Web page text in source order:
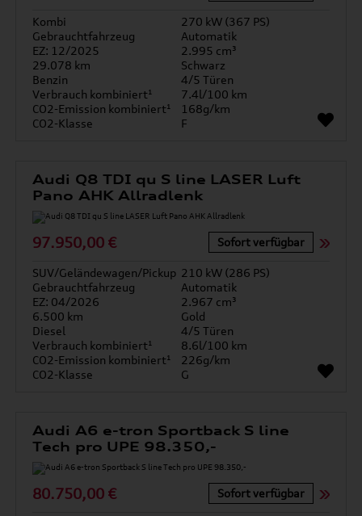
Kombi
270 kW (367 PS)
Gebrauchtfahrzeug
Automatik
EZ: 12/2025
2.995 cm³
29.078 km
Schwarz
Benzin
4/5 Türen
Verbrauch kombiniert¹
7.4l/100 km
CO2-Emission kombiniert¹
168g/km
CO2-Klasse
F
Audi Q8 TDI qu S line LASER Luft
Pano AHK Allradlenk
97.950,00 € Sofort verfügbar
SUV/Geländewagen/Pickup 210 kW (286 PS)
Gebrauchtfahrzeug
Automatik
EZ: 04/2026
2.967 cm³
6.500 km
Gold
Diesel
4/5 Türen
Verbrauch kombiniert¹
8.6l/100 km
CO2-Emission kombiniert¹
226g/km
CO2-Klasse
G
Audi A6 e-tron Sportback S line
Tech pro UPE 98.350,-
80.750,00 € Sofort verfügbar